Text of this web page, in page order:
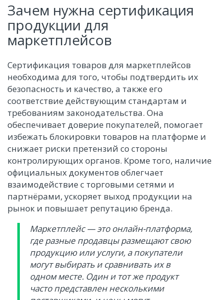
Зачем нужна сертификация
продукции для
маркетплейсов
Сертификация товаров для маркетплейсов
необходима для того, чтобы подтвердить их
безопасность и качество, а также его
соответствие действующим стандартам и
требованиям законодательства. Она
обеспечивает доверие покупателей, помогает
избежать блокировки товаров на платформе и
снижает риски претензий со стороны
контролирующих органов. Кроме того, наличие
официальных документов облегчает
взаимодействие с торговыми сетями и
партнёрами, ускоряет выход продукции на
рынок и повышает репутацию бренда.
Маркетплейс — это онлайн-платформа,
где разные продавцы размещают свою
продукцию или услуги, а покупатели
могут выбирать и сравнивать их в
одном месте. Один и тот же продукт
часто представлен несколькими